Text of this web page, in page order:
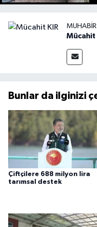
MUHABIR
Mücahit
Bunlar da ilginizi
Çiftçilere 688 milyon lira
tarımsal destek